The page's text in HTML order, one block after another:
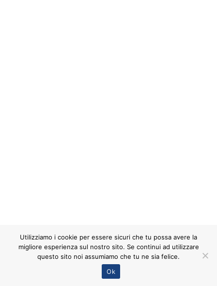
milano@unioncasa.org
©2023 by Unioncasa Milano.
Utilizziamo i cookie per essere sicuri che tu possa avere la
migliore esperienza sul nostro sito. Se continui ad utilizzare
questo sito noi assumiamo che tu ne sia felice.
Ok